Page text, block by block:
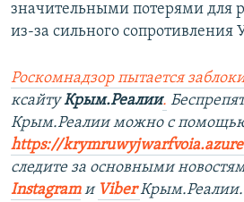
значительными потерями для
из-за сильного сопротивления
Роскомнадзор пытается
ксайтуКрым.Реалии.
Крым.Реалии можно с
https://
следите за основными
Instagram и Viber